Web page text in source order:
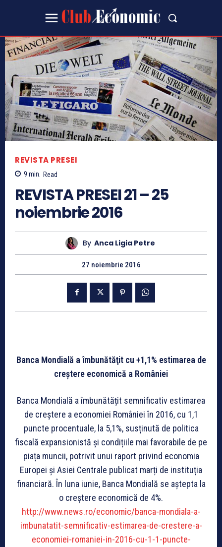
REVISTA PRESEI
9 min. Read
REVISTA PRESEI 21 – 25
noiembrie 2016
By Anca Ligia Petre
27 noiembrie 2016
Banca Mondială a îmbunătăţit cu +1,1% estimarea de
creştere economică a României
Banca Mondială a îmbunătățit semnificativ estimarea
de creștere a economiei României în 2016, cu 1,1
puncte procentuale, la 5,1%, susținută de politica
fiscală expansionistă și condițiile mai favorabile de pe
piața muncii, potrivit unui raport privind economia
Europei și Asiei Centrale publicat marți de instituția
financiară. În luna iunie, Banca Mondială se aștepta la
o creștere economică de 4%.
http://www.news.ro/economic/banca-mondiala-a-
imbunatatit-semnificativ-estimarea-de-crestere-a-
economiei-romaniei-in-2016-cu-1-1-puncte-